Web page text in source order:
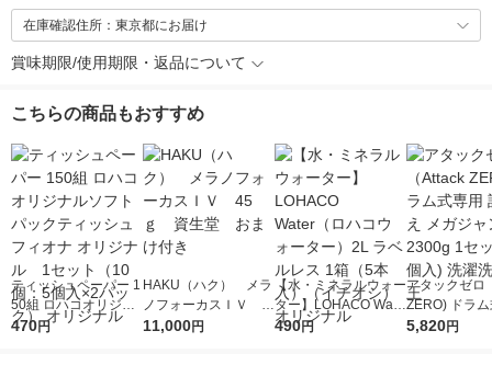
在庫確認住所：東京都にお届け
賞味期限/使用期限・返品について
こちらの商品もおすすめ
ティッシュペーパー 1
50組 ロハコオリジナ
ルソフトパックティッ
470円
HAKU（ハク） メラ
ノフォーカスＩＶ 4
5ｇ 資生堂 おまけ
11,000円
【水・ミネラルウォー
ター】LOHACO Wate
r（ロハコウォータ
490円
アタックゼロ
ZERO) ドラ
詰め替え メガ
5,820円